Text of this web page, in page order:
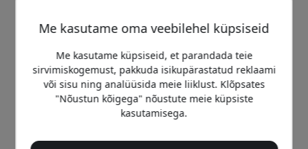
iPhone’ile - Düüni
klamber
Reguleeritav nurk, seisev
või lamav
Kokkupandav disain koos
telefonidele - Kiltkivi
Reguleeritavad nurgad,
seistes/asendis
Kokkupandav koos
reisikohvriga
Me kasutame oma veebilehel küpsiseid
Me kasutame küpsiseid, et parandada teie
sirvimiskogemust, pakkuda isikupärastatud reklaami
või sisu ning analüüsida meie liiklust. Klõpsates
"Nõustun kõigega" nõustute meie küpsiste
kasutamisega.